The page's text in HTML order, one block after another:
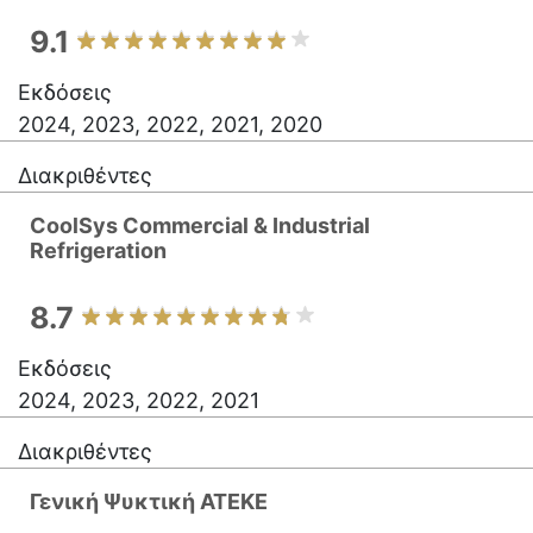
9.1
Εκδόσεις
2024, 2023, 2022, 2021, 2020
Διακριθέντες
CoolSys Commercial & Industrial
Refrigeration
8.7
Εκδόσεις
2024, 2023, 2022, 2021
Διακριθέντες
Γενική Ψυκτική ΑΤΕΚΕ